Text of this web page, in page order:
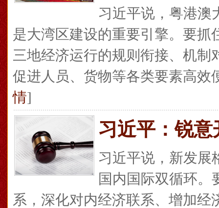
习近平说，粤港澳
是大湾区建设的重要引擎。要
三地经济运行的规则衔接、机
促进人员、货物等各类要素高效
情]
习近平：锐
习近平说，新发展
国内国际双循环。
系，深化对内经济联系、增加